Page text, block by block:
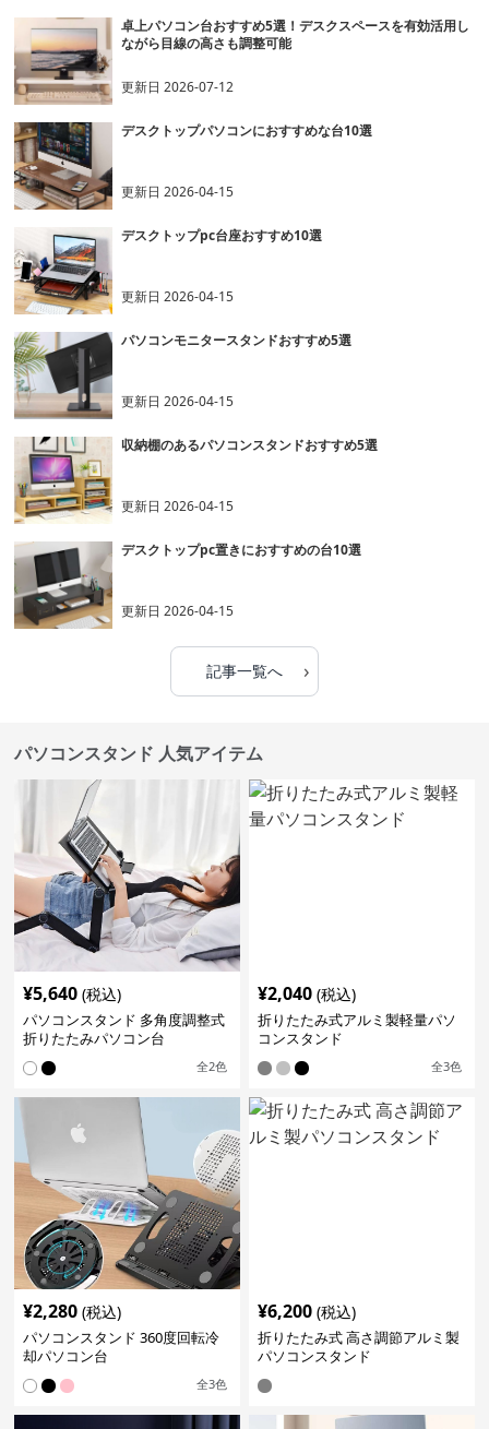
卓上パソコン台おすすめ5選！デスクスペースを有効活用し
ながら目線の高さも調整可能
更新日2026-07-12
デスクトップパソコンにおすすめな台10選
更新日2026-04-15
デスクトップpc台座おすすめ10選
更新日2026-04-15
パソコンモニタースタンドおすすめ5選
更新日2026-04-15
収納棚のあるパソコンスタンドおすすめ5選
更新日2026-04-15
デスクトップpc置きにおすすめの台10選
更新日2026-04-15
記事一覧へ ›
パソコンスタンド 人気アイテム
¥5,640 (税込)
パソコンスタンド 多角度調整式
折りたたみパソコン台
全2色
¥2,040 (税込)
折りたたみ式アルミ製軽量パソ
コンスタンド
全3色
¥2,280 (税込)
パソコンスタンド 360度回転冷
却パソコン台
全3色
¥6,200 (税込)
折りたたみ式 高さ調節アルミ製
パソコンスタンド